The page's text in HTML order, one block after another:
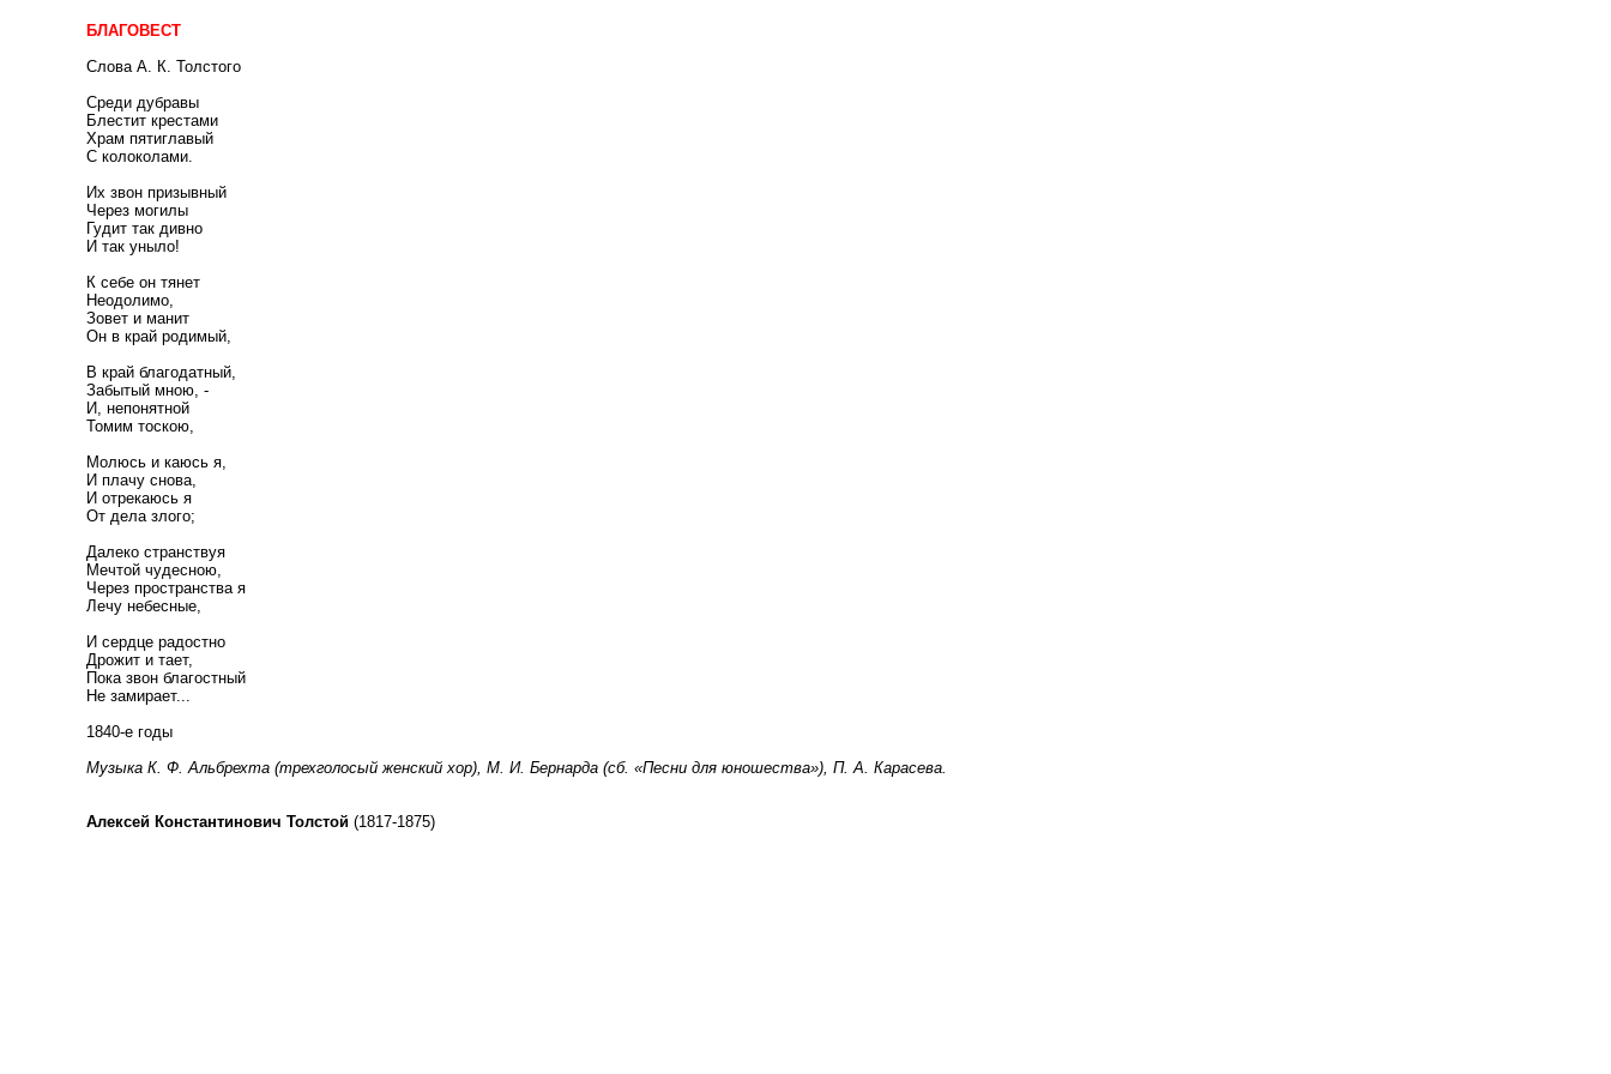
БЛАГОВЕСТ
Слова А. К. Толстого
Среди дубравы
Блестит крестами
Храм пятиглавый
С колоколами.
Их звон призывный
Через могилы
Гудит так дивно
И так уныло!
К себе он тянет
Неодолимо,
Зовет и манит
Он в край родимый,
В край благодатный,
Забытый мною, -
И, непонятной
Томим тоскою,
Молюсь и каюсь я,
И плачу снова,
И отрекаюсь я
От дела злого;
Далеко странствуя
Мечтой чудесною,
Через пространства я
Лечу небесные,
И сердце радостно
Дрожит и тает,
Пока звон благостный
Не замирает...
1840-е годы
Музыка К. Ф. Альбрехта (трехголосый женский хор), М. И. Бернарда (сб. «Песни для юношества»), П. А. Карасева.
Алексей Константинович Толстой (1817-1875)